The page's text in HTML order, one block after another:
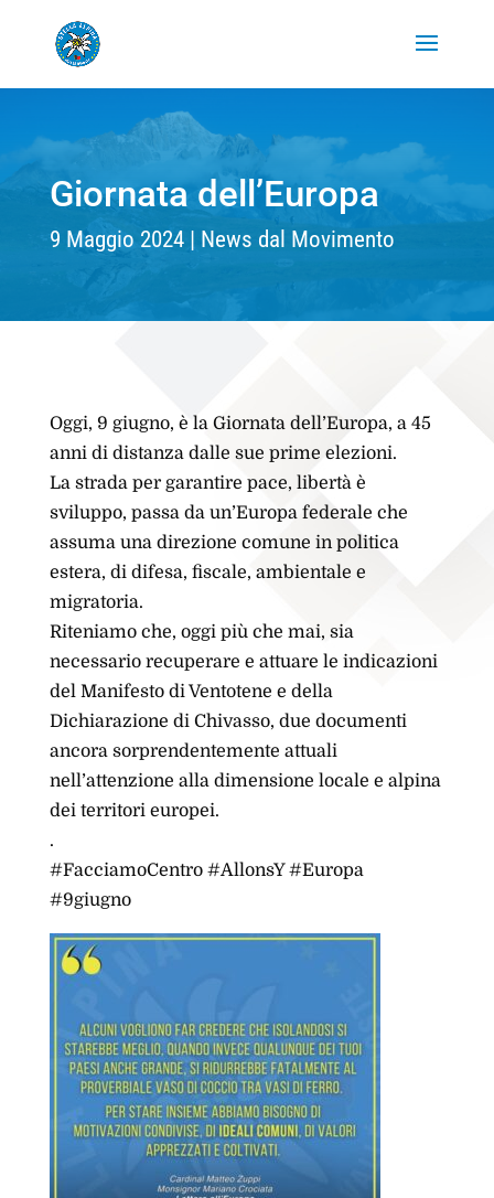
Giornata dell’Europa
9 Maggio 2024 News dal Movimento
Oggi, 9 giugno, è la Giornata dell’Europa, a 45
anni di distanza dalle sue prime elezioni.
La strada per garantire pace, libertà è
sviluppo, passa da un’Europa federale che
assuma una direzione comune in politica
estera, di difesa, fiscale, ambientale e
migratoria.
Riteniamo che, oggi più che mai, sia
necessario recuperare e attuare le indicazioni
del Manifesto di Ventotene e della
Dichiarazione di Chivasso, due documenti
ancora sorprendentemente attuali
nell’attenzione alla dimensione locale e alpina
dei territori europei.
.
#FacciamoCentro #AllonsY #Europa
#9giugno